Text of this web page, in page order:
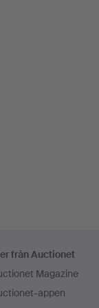
från Auctionet
Magazine
appen